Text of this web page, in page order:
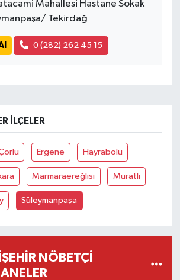
Mahallesi Hastane Sokak
Tekirdağ
0 (282) 262 45 15
İLÇELER
Ergene Hayrabolu
Marmaraereğlisi Muratlı
Süleymanpaşa
NÖBETÇI